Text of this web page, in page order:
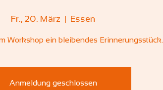
Fr., 20. März
  |
Essen
Workshop ein bleibendes Erinnerungsstück.
Anmeldung geschlossen